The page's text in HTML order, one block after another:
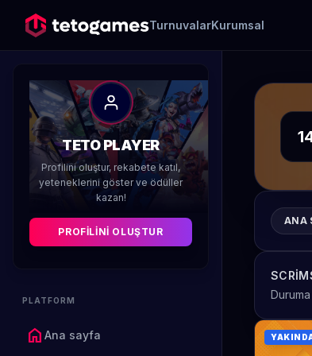
TurnuvalarKurumsal
TETO PLAYER
Profilini oluştur, rekabete katıl,
yeteneklerini göster ve ödüller
kazan!
PROFILINI OLUŞTUR
PLATFORM
home Ana sayfa
ANA